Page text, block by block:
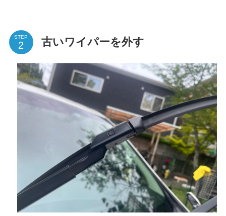
STEP 古いワイパーを外す